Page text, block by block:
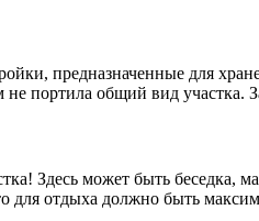
предназначенные для
портила общий вид участка.
Здесь может быть беседка,
для отдыха должно быть